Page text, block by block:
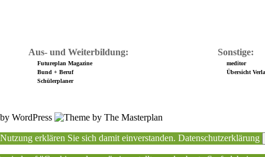
Aus- und Weiterbildung: Sonstige:
Futureplan Magazine
meditor
Bund + Beruf
Übersicht
Schülerplaner
erklären Sie sich damit einverstanden. Datenschutzerklärung